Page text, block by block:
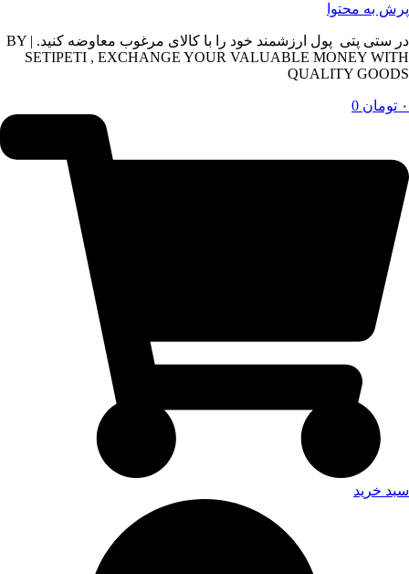
پرش به محتوا
در ستی پتی پول ارزشمند خود را با کالای مرغوب معاوضه کنید. | BY
SETIPETI , EXCHANGE YOUR VALUABLE MONEY WITH
QUALITY GOODS
۰ تومان 0
سبد خرید